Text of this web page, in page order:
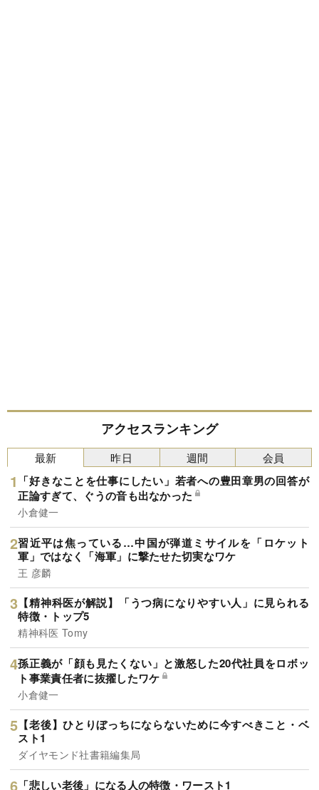
アクセスランキング
最新
「好きなことを仕事にしたい」若者への豊田章男の回答が
正論すぎて、ぐうの音も出なかった
小倉健一
習近平は焦っている…中国が弾道ミサイルを「ロケット
軍」ではなく「海軍」に撃たせた切実なワケ
王 彦麟
【精神科医が解説】「うつ病になりやすい人」に見られる
特徴・トップ5
精神科医 Tomy
孫正義が「顔も見たくない」と激怒した20代社員をロボッ
ト事業責任者に抜擢したワケ
小倉健一
【老後】ひとりぼっちにならないために今すべきこと・ベ
スト1
ダイヤモンド社書籍編集局
「悲しい老後」になる人の特徴・ワースト1
昨日 週間 会員